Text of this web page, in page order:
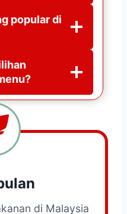
popular di
di Malaysia